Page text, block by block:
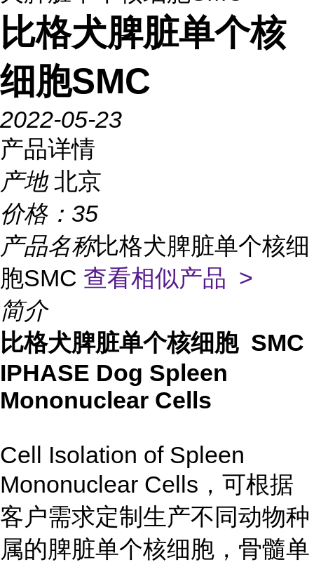
比格犬脾脏单个核
细胞SMC
2022-05-23
产品详情
产地 北京
价格： 35
产品名称比格犬脾脏单个核细
胞SMC 查看相似产品 >
简介
比格犬脾脏单个核细胞 SMC
IPHASE Dog Spleen
Mononuclear Cells
Cell Isolation of Spleen
Mononuclear Cells，可根据
客户需求定制生产不同动物种
属的脾脏单个核细胞，骨髓单